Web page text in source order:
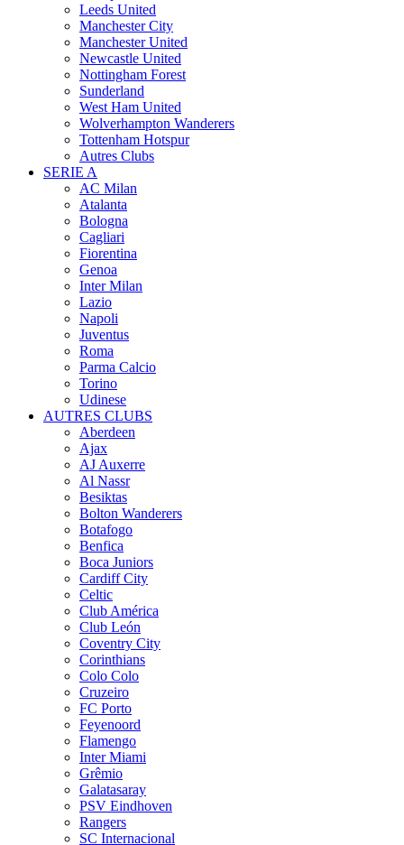
Leeds United
Manchester City
Manchester United
Newcastle United
Nottingham Forest
Sunderland
West Ham United
Wolverhampton Wanderers
Tottenham Hotspur
Autres Clubs
SERIE A
AC Milan
Atalanta
Bologna
Cagliari
Fiorentina
Genoa
Inter Milan
Lazio
Napoli
Juventus
Roma
Parma Calcio
Torino
Udinese
AUTRES CLUBS
Aberdeen
Ajax
AJ Auxerre
Al Nassr
Besiktas
Bolton Wanderers
Botafogo
Benfica
Boca Juniors
Cardiff City
Celtic
Club América
Club León
Coventry City
Corinthians
Colo Colo
Cruzeiro
FC Porto
Feyenoord
Flamengo
Inter Miami
Grêmio
Galatasaray
PSV Eindhoven
Rangers
SC Internacional